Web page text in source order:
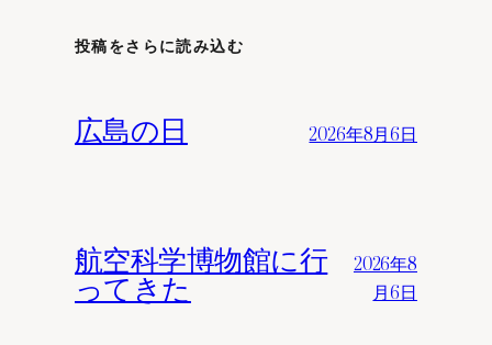
投稿をさらに読み込む
広島の日 2026年8月6日
航空科学博物館に行
ってきた
2026年8
月6日